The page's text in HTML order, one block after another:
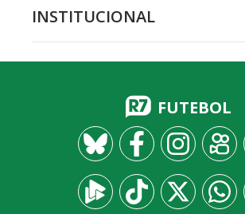
INSTITUCIONAL
FUTEBOL